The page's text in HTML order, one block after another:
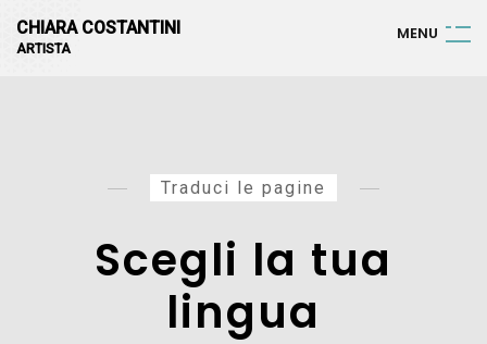
CHIARA COSTANTINI
ARTISTA
MENU
Traduci le pagine
Scegli la tua
lingua